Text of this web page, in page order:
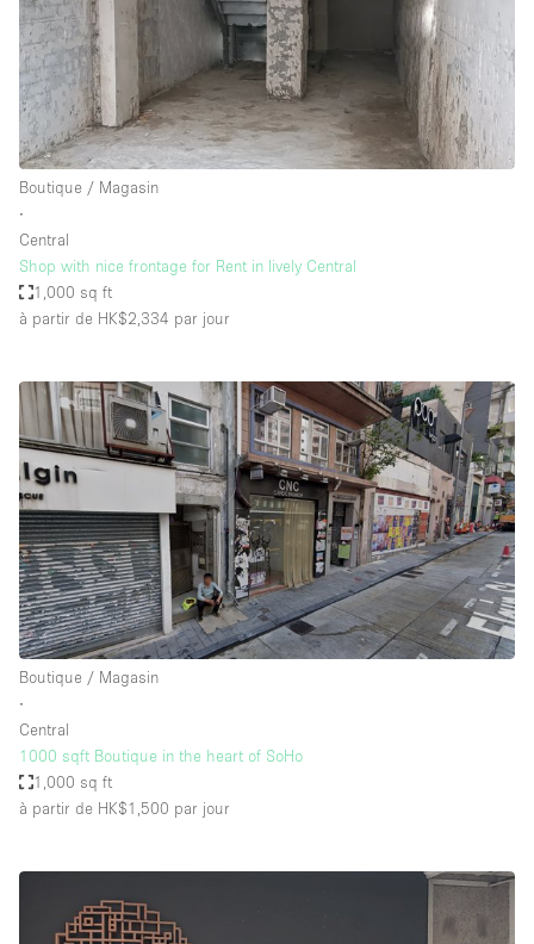
Boutique / Magasin
∙
Central
Shop with nice frontage for Rent in lively Central
1,000 sq ft
à partir de HK$2,334 par jour
Boutique / Magasin
∙
Central
1000 sqft Boutique in the heart of SoHo
1,000 sq ft
à partir de HK$1,500 par jour